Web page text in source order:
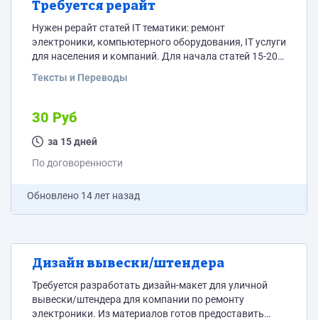
Требуется рерайт
Нужен рерайт статей IT тематики: ремонт
электроники, компьютерного оборудования, IT услуги
для населения и компаний. Для начала статей 15-20.
работы) возможно закажу еще. Исходники
Тексты и Переводы
30 Руб
за 15 дней
По договоренности
Обновлено 14 лет назад
Дизайн вывески/штендера
Требуется разработать дизайн-макет для уличной
вывески/штендера для компании по ремонту
электроники. Из материалов готов предоставить